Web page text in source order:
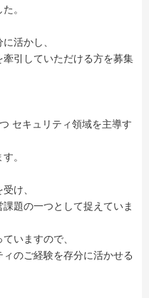
。
活かし、
引していただける方を募集
セキュリティ領域を主導す
。
け、
題の一つとして捉えていま
いますので、
のご経験を存分に活かせる